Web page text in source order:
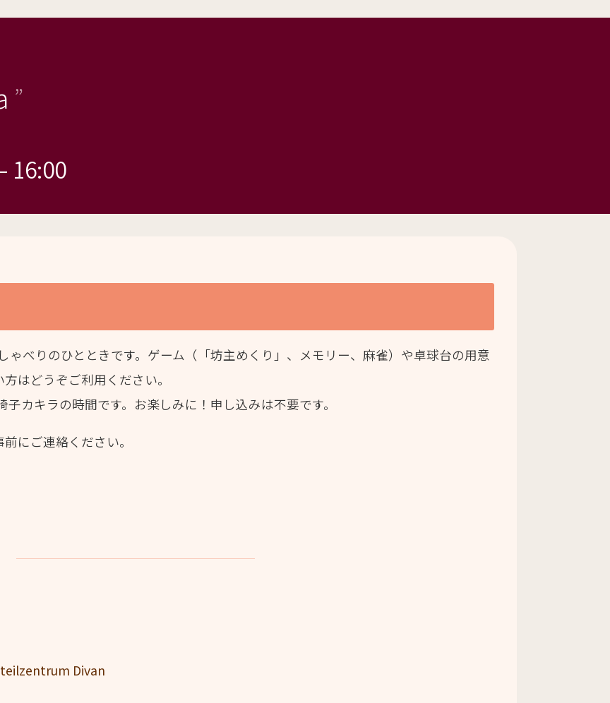
16:00
ゃべりのひとときです。ゲーム（「坊主めくり」、メモリー、麻雀）や卓球台の用意
はどうぞご利用ください。
カキラの時間です。お楽しみに！申し込みは不要です。
にご連絡ください。
Divan